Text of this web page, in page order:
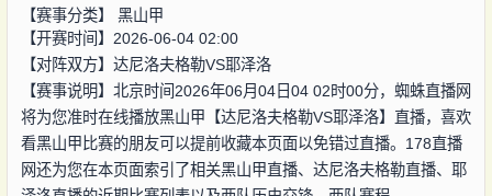
【赛事分类】 黑山甲
【开赛时间】2026-06-04 02:00
【对阵双方】 达尼洛夫格勒VS耶泽洛
【赛事说明】北京时间2026年06月04日04 02时00分，蜘蛛直播网
将为您准时在线播放黑山甲【达尼洛夫格勒VS耶泽洛】直播，喜欢
看黑山甲比赛的朋友可以提前收藏本页面以免错过直播。178直播
网还为您在本页面索引了相关黑山甲直播、达尼洛夫格勒直播、耶